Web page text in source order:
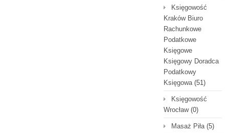
Księgowość
Kraków Biuro
Rachunkowe
Podatkowe
Księgowe
Księgowy Doradca
Podatkowy
Księgowa(51)
Księgowość
Wrocław(0)
Masaż Piła(5)